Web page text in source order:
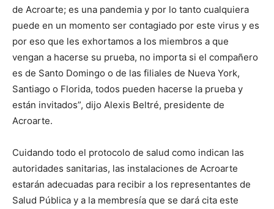
de Acroarte; es una pandemia y por lo tanto cualquiera
puede en un momento ser contagiado por este virus y es
por eso que les exhortamos a los miembros a que
vengan a hacerse su prueba, no importa si el compañero
es de Santo Domingo o de las filiales de Nueva York,
Santiago o Florida, todos pueden hacerse la prueba y
están invitados”, dijo Alexis Beltré, presidente de
Acroarte.
Cuidando todo el protocolo de salud como indican las
autoridades sanitarias, las instalaciones de Acroarte
estarán adecuadas para recibir a los representantes de
Salud Pública y a la membresía que se dará cita este